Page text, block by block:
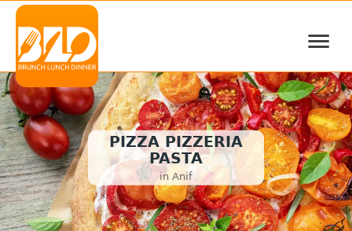
≡
PIZZA PIZZERIA
PASTA
in Anif